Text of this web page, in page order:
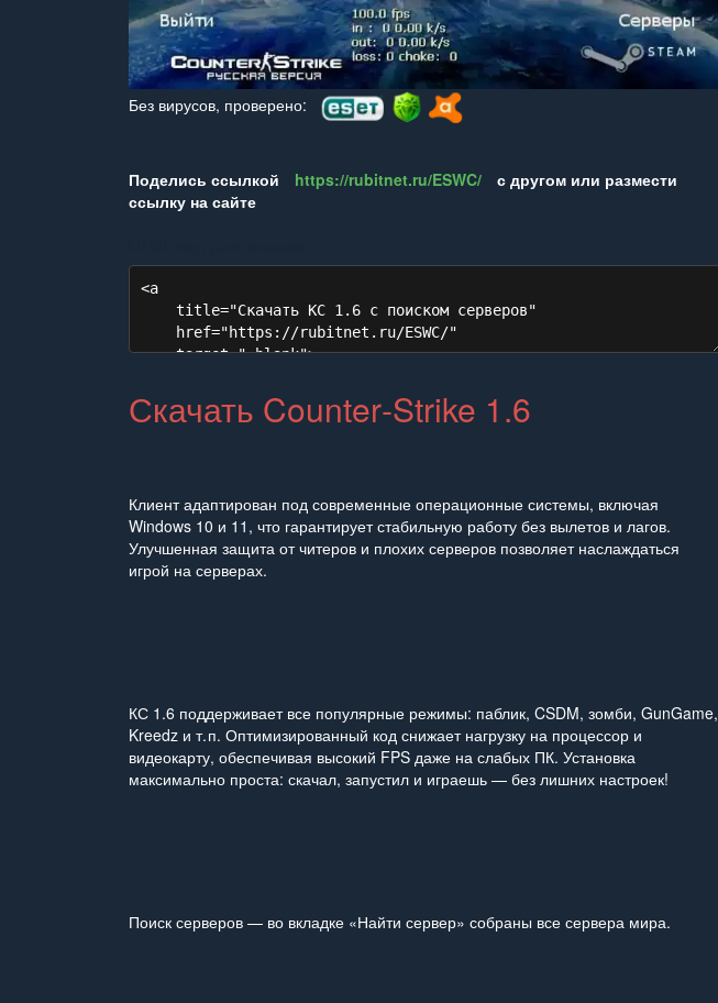
Без вирусов, проверено:
Поделись ссылкой https://rubitnet.ru/ESWC/
с другом или размести
ссылку на сайте
Скачать Counter‑Strike 1.6
Клиент адаптирован под современные операционные системы, включая
Windows 10 и 11, что гарантирует стабильную работу без вылетов и лагов.
Улучшенная защита от читеров и плохих серверов позволяет наслаждаться
игрой на серверах.
КС 1.6 поддерживает все популярные режимы: паблик, CSDM, зомби, GunGame,
Kreedz и т. п. Оптимизированный код снижает нагрузку на процессор и
видеокарту, обеспечивая высокий FPS даже на слабых ПК. Установка
максимально проста: скачал, запустил и играешь — без лишних настроек!
Поиск серверов — во вкладке «Найти сервер» собраны все сервера мира.